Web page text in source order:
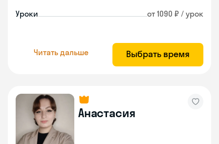
Уроки от 1090 ₽ / урок
Читать дальше Выбрать время
Анастасия